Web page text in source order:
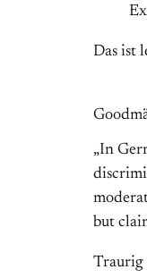
Das ist
„In
but
Traurig